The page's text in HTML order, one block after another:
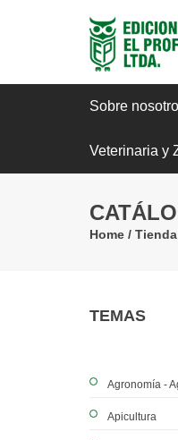
Sobre
Veterinaria y
Home/ Tienda
TEMAS
Agronomía -
Apicultura